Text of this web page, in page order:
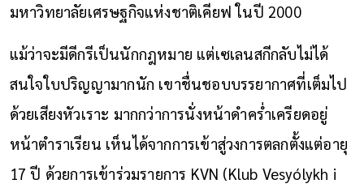
มหาวิทยาลัยเศรษฐกิจแห่งชาติเคียฟ ในปี 2000
แม้ว่าจะมีดีกรีเป็นนักกฎหมาย แต่เซเลนสกีกลับไม่ได้
สนใจใบปริญญามากนัก เขาชื่นชอบบรรยากาศที่เต็มไป
ด้วยเสียงหัวเราะ มากกว่าการนั่งหน้าดำคร่ำเครียดอยู่
หน้าตำราเรียน เห็นได้จากการเข้าสู่วงการตลกตั้งแต่อายุ
17 ปี ด้วยการเข้าร่วมรายการ KVN (Klub Vesyólykh i